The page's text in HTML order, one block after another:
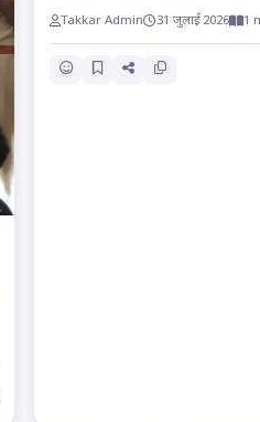
Takkar Admin 31 जुलाई 2026 1